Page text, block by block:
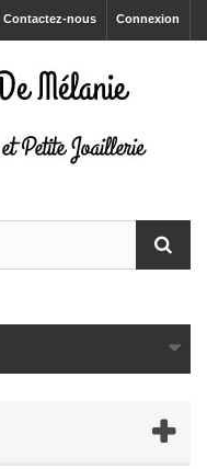
Connexion
Contactez-nous